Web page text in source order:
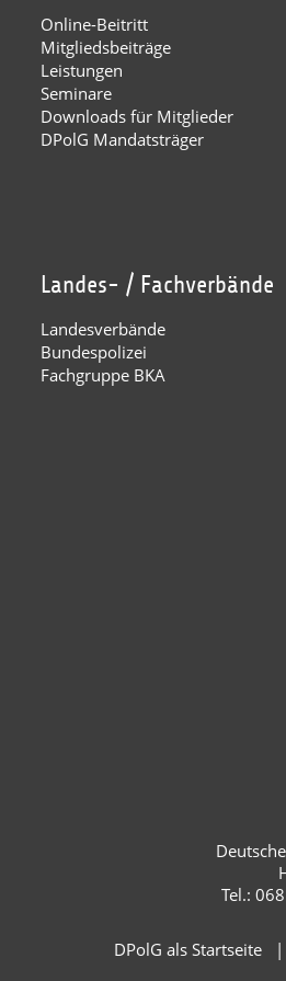
Online-Beitritt
Mitgliedsbeiträge
Leistungen
Seminare
Downloads für Mitglieder
DPolG Mandatsträger
Landes- / Fachverbände
Landesverbände
Bundespolizei
Fachgruppe BKA
Tel.:
DPolG als Startseite